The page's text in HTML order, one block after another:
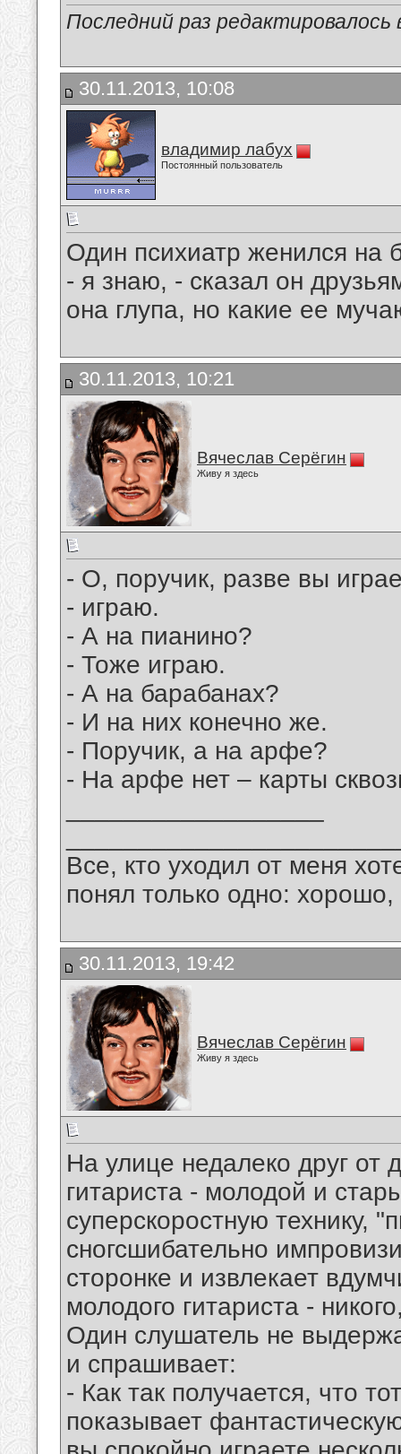
Последний раз
30.11.2013, 10:08
владимир лабух
Постоянный пользователь
Один психиатр женился на
- я знаю, - сказал он
она глупа, но какие ее
30.11.2013, 10:21
Вячеслав Серёгин
Живу я здесь
- О, поручик, разве вы
- играю.
- А на пианино?
- Тоже играю.
- А на барабанах?
- И на них конечно же.
- Поручик, а на арфе?
- На арфе нет – карты
Все, кто уходил от меня
понял только одно:
30.11.2013, 19:42
Вячеслав Серёгин
Живу я здесь
На улице недалеко друг от
гитариста - молодой и
суперскоростную технику,
сногсшибательно
сторонке и извлекает
молодого гитариста -
Один слушатель не
и спрашивает:
- Как так получается, что
показывает